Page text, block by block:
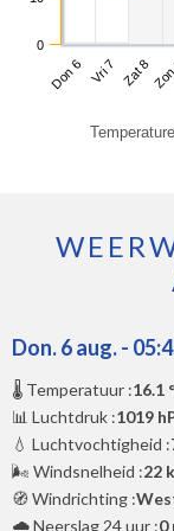
Don 6 Vri 7 Zat 8
0
Don. 6 aug. -
🌡️ Temperatuur :16.1
📊 Luchtdruk :1019
💧 Luchtvochtigheid :
🌬️ Windsnelheid :22
🧭 Windrichting :
🌧️ Neerslag 24 uur :0